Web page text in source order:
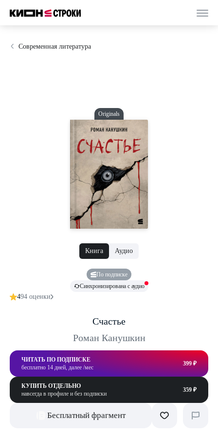
Современная литература
Книга Аудио
По подписке
Синхронизирована с аудио
494 оценки
Счастье
Роман Канушкин
ЧИТАТЬ ПО ПОДПИСКЕ
бесплатно 14 дней, далее /мес
399 ₽
КУПИТЬ ОТДЕЛЬНО
навсегда в профиле и без подписки
359 ₽
Бесплатный фрагмент
Originals